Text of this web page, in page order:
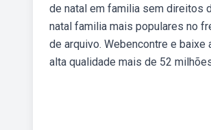
de natal em familia sem direitos
natal familia mais populares no
de arquivo. Webencontre e
alta qualidade mais de 52